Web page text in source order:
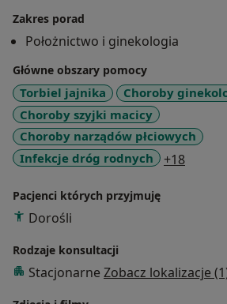
spektrum konsultacji
(antykoncepcja, bolesne
bóle podbrzusza, zaburzenia
serdecznie :)
Zakres porad
Położnictwo i ginekologia
Główne obszary pomocy
Torbiel jajnika
Choroby
Choroby szyjki macicy
Choroby narządów płciowych
Infekcje dróg rodnych
+18
Pacjenci których przyjmuję
Dorośli
Rodzaje konsultacji
Stacjonarne Zobacz lokalizacje